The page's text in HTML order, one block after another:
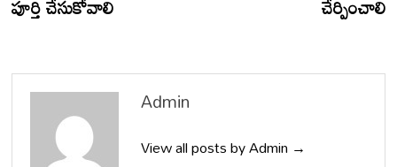
Admin
View all posts by Admin →